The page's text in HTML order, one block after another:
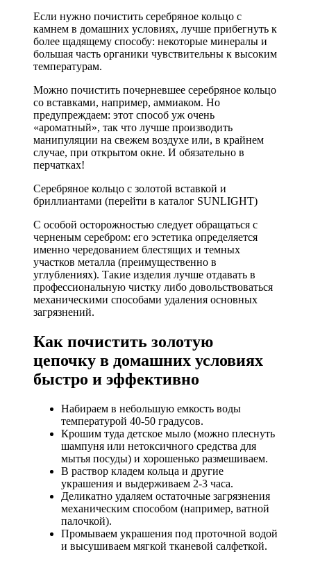
Если нужно почистить серебряное кольцо с
камнем в домашних условиях, лучше прибегнуть к
более щадящему способу: некоторые минералы и
большая часть органики чувствительны к высоким
температурам.
Можно почистить почерневшее серебряное кольцо
со вставками, например, аммиаком. Но
предупреждаем: этот способ уж очень
«ароматный», так что лучше производить
манипуляции на свежем воздухе или, в крайнем
случае, при открытом окне. И обязательно в
перчатках!
Серебряное кольцо с золотой вставкой и
бриллиантами (перейти в каталог SUNLIGHT)
С особой осторожностью следует обращаться с
черненым серебром: его эстетика определяется
именно чередованием блестящих и темных
участков металла (преимущественно в
углублениях). Такие изделия лучше отдавать в
профессиональную чистку либо довольствоваться
механическими способами удаления основных
загрязнений.
Как почистить золотую
цепочку в домашних условиях
быстро и эффективно
Набираем в небольшую емкость воды
температурой 40-50 градусов.
Крошим туда детское мыло (можно плеснуть
шампуня или нетоксичного средства для
мытья посуды) и хорошенько размешиваем.
В раствор кладем кольца и другие
украшения и выдерживаем 2-3 часа.
Деликатно удаляем остаточные загрязнения
механическим способом (например, ватной
палочкой).
Промываем украшения под проточной водой
и высушиваем мягкой тканевой салфеткой.